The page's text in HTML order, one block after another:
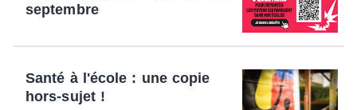
septembre
Santé à l'école : une copie
hors-sujet !